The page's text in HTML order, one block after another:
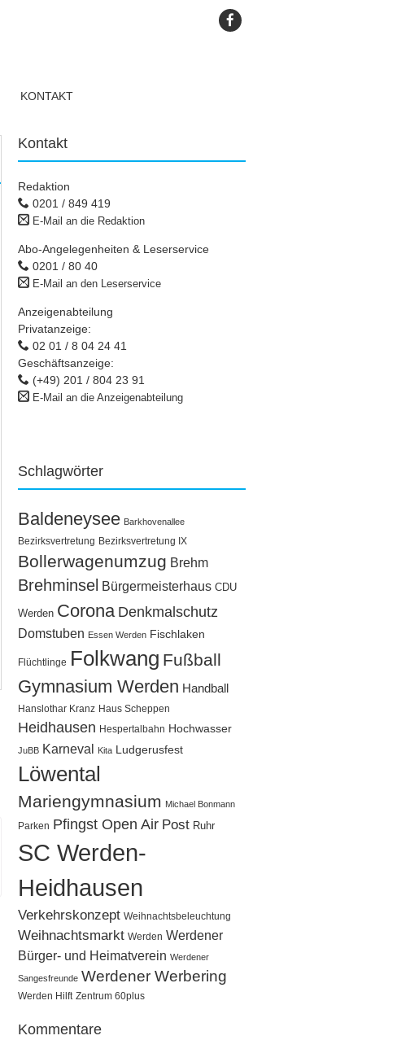
KONTAKT
Kontakt
Redaktion
0201 / 849 419
E-Mail an die Redaktion
Abo-Angelegenheiten & Leserservice
0201 / 80 40
E-Mail an den Leserservice
Anzeigenabteilung
Privatanzeige:
02 01 / 8 04 24 41
Geschäftsanzeige:
(+49) 201 / 804 23 91
E-Mail an die Anzeigenabteilung
Schlagwörter
Baldeneysee Barkhovenallee
Bezirksvertretung Bezirksvertretung IX
Bollerwagenumzug Brehm
Brehminsel Bürgermeisterhaus CDU
Werden Corona Denkmalschutz
Domstuben Essen Werden Fischlaken
Flüchtlinge Folkwang Fußball
Gymnasium Werden Handball
Hanslothar Kranz Haus Scheppen
Heidhausen Hespertalbahn Hochwasser
JuBB Karneval Kita Ludgerusfest
Löwental
Mariengymnasium Michael Bonmann
Parken Pfingst Open Air Post Ruhr
SC Werden-
Heidhausen
Verkehrskonzept Weihnachtsbeleuchtung
Weihnachtsmarkt Werden Werdener
Bürger- und Heimatverein Werdener
Sangesfreunde Werdener Werbering
Werden Hilft Zentrum 60plus
Kommentare